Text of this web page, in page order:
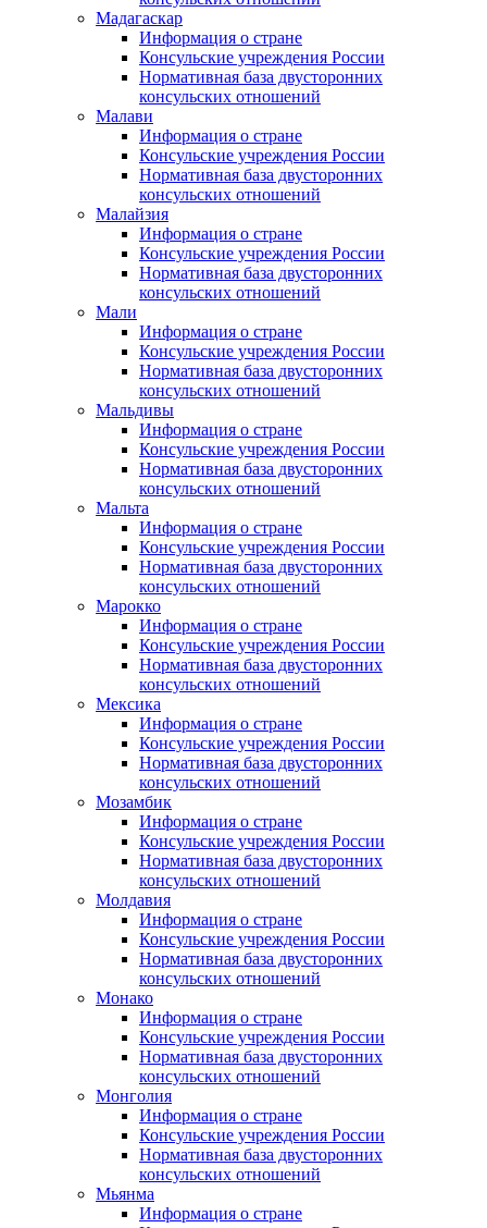
Мадагаскар
Информация о стране
Консульские учреждения России
Нормативная база двусторонних
консульских отношений
Малави
Информация о стране
Консульские учреждения России
Нормативная база двусторонних
консульских отношений
Малайзия
Информация о стране
Консульские учреждения России
Нормативная база двусторонних
консульских отношений
Мали
Информация о стране
Консульские учреждения России
Нормативная база двусторонних
консульских отношений
Мальдивы
Информация о стране
Консульские учреждения России
Нормативная база двусторонних
консульских отношений
Мальта
Информация о стране
Консульские учреждения России
Нормативная база двусторонних
консульских отношений
Марокко
Информация о стране
Консульские учреждения России
Нормативная база двусторонних
консульских отношений
Мексика
Информация о стране
Консульские учреждения России
Нормативная база двусторонних
консульских отношений
Мозамбик
Информация о стране
Консульские учреждения России
Нормативная база двусторонних
консульских отношений
Молдавия
Информация о стране
Консульские учреждения России
Нормативная база двусторонних
консульских отношений
Монако
Информация о стране
Консульские учреждения России
Нормативная база двусторонних
консульских отношений
Монголия
Информация о стране
Консульские учреждения России
Нормативная база двусторонних
консульских отношений
Мьянма
Информация о стране